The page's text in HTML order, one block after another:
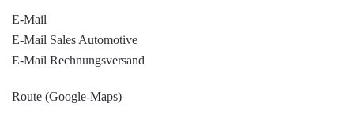
E-Mail
E-Mail Sales Automotive
E-Mail Rechnungsversand
Route (Google-Maps)